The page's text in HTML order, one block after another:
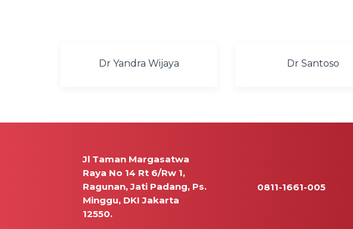
Dr Yandra Wijaya Dr Santoso
Jl Taman Margasatwa
Raya No 14 Rt 6/Rw 1,
Ragunan, Jati Padang, Ps.
Minggu, DKI Jakarta
12550.
0811-1661-005